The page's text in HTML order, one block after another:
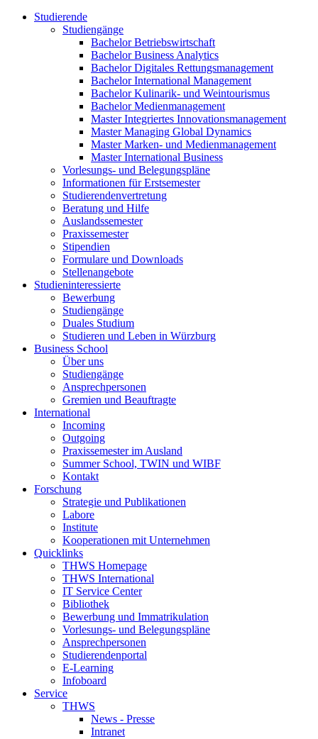
Studierende
Studiengänge
Bachelor Betriebswirtschaft
Bachelor Business Analytics
Bachelor Digitales Rettungsmanagement
Bachelor International Management
Bachelor Kulinarik- und Weintourismus
Bachelor Medienmanagement
Master Integriertes Innovationsmanagement
Master Managing Global Dynamics
Master Marken- und Medienmanagement
Master International Business
Vorlesungs- und Belegungspläne
Informationen für Erstsemester
Studierendenvertretung
Beratung und Hilfe
Auslandssemester
Praxissemester
Stipendien
Formulare und Downloads
Stellenangebote
Studieninteressierte
Bewerbung
Studiengänge
Duales Studium
Studieren und Leben in Würzburg
Business School
Über uns
Studiengänge
Ansprechpersonen
Gremien und Beauftragte
International
Incoming
Outgoing
Praxissemester im Ausland
Summer School, TWIN und WIBF
Kontakt
Forschung
Strategie und Publikationen
Labore
Institute
Kooperationen mit Unternehmen
Quicklinks
THWS Homepage
THWS International
IT Service Center
Bibliothek
Bewerbung und Immatrikulation
Vorlesungs- und Belegungspläne
Ansprechpersonen
Studierendenportal
E-Learning
Infoboard
Service
THWS
News - Presse
Intranet